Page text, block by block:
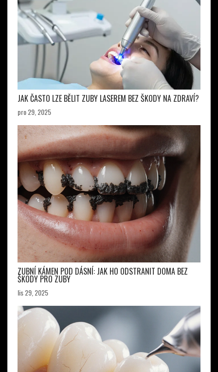
JAK ČASTO LZE BĚLIT ZUBY LASEREM BEZ ŠKODY NA ZDRAVÍ?
pro 29, 2025
ZUBNÍ KÁMEN POD DÁSNÍ: JAK HO ODSTRANIT DOMA BEZ
ŠKODY PRO ZUBY
lis 29, 2025